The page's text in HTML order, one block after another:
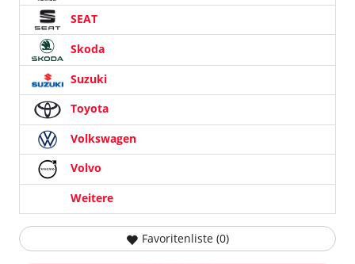
SEAT
Skoda
Suzuki
Toyota
Volkswagen
Volvo
Weitere
Favoritenliste (0)